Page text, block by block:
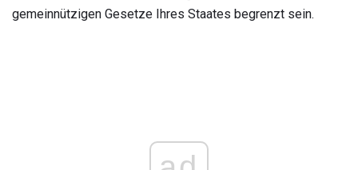
gemeinnützigen Gesetze Ihres Staates begrenzt sein.